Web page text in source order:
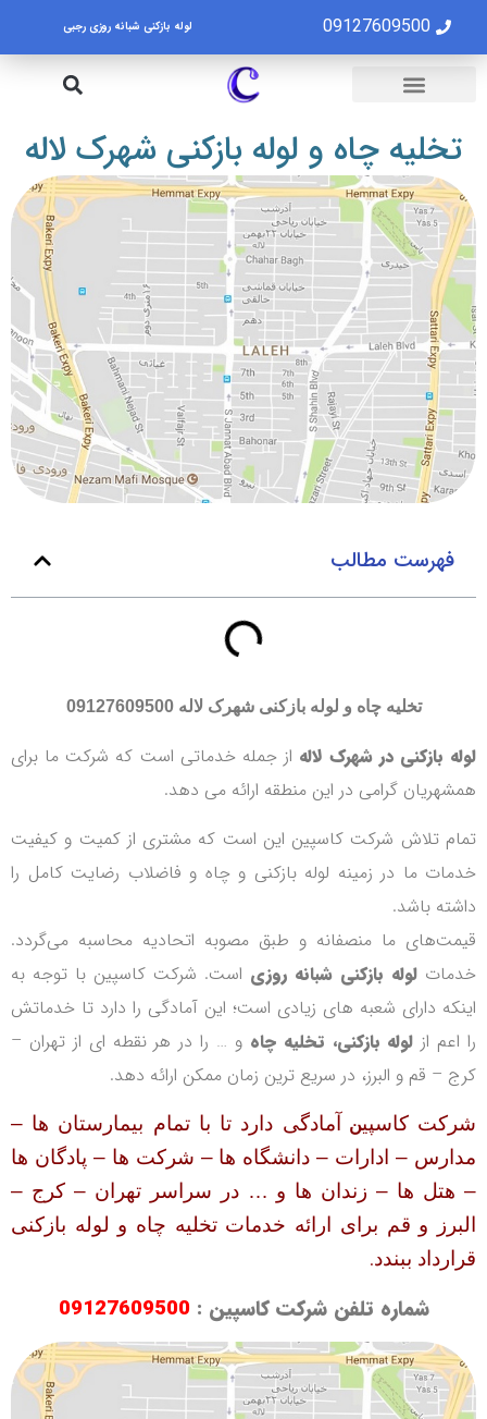
09127609500 لوله بازکنی شبانه روزی رجبی
تخلیه چاه و لوله بازکنی شهرک لاله
فهرست مطالب
تخلیه چاه و لوله بازکنی شهرک لاله 09127609500
لوله بازکنی در شهرک لاله از جمله خدماتی است که شرکت ما برای
همشهریان گرامی در این منطقه ارائه می دهد.
تمام تلاش شرکت کاسپین این است که مشتری از کمیت و کیفیت
خدمات ما در زمینه لوله بازکنی و چاه و فاضلاب رضایت کامل را
داشته باشد.
قیمت‌های ما منصفانه و طبق مصوبه اتحادیه محاسبه می‌گردد.
خدمات لوله بازکنی شبانه روزی است. شرکت کاسپین با توجه به
اینکه دارای شعبه های زیادی است؛ این آمادگی را دارد تا خدماتش
را اعم از لوله بازکنی، تخلیه چاه و … را در هر نقطه ای از تهران –
کرج – قم و البرز، در سریع ترین زمان ممکن ارائه دهد.
شرکت کاسپین
آمادگی دارد تا با تمام بیمارستان ها –
مدارس – ادارات – دانشگاه ها – شرکت ها – پادگان ها
– هتل ها – زندان ها و … در سراسر تهران – کرج –
البرز و قم برای ارائه خدمات تخلیه چاه و لوله بازکنی
قرارداد ببندد.
شماره تلفن شرکت کاسپین : 09127609500